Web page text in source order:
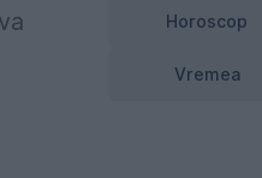
Horoscop
Vremea